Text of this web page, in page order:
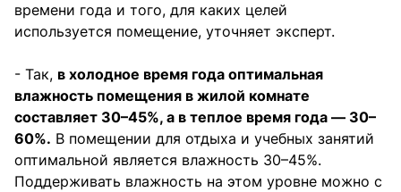
времени года и того, для каких целей
используется помещение, уточняет эксперт.
- Так, в холодное время года оптимальная
влажность помещения в жилой комнате
составляет 30–45%, а в теплое время года — 30–
60%. В помещении для отдыха и учебных занятий
оптимальной является влажность 30–45%.
Поддерживать влажность на этом уровне можно с